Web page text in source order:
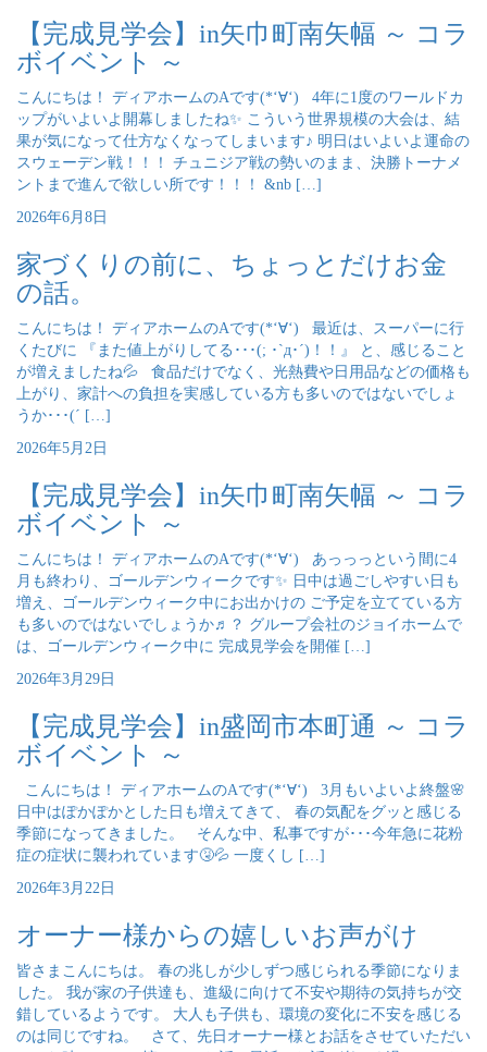
【完成見学会】in矢巾町南矢幅 ～ コラ
ボイベント ～
こんにちは！ ディアホームのAです(*‘∀‘) 4年に1度のワールドカ
ップがいよいよ開幕しましたね✨ こういう世界規模の大会は、結
果が気になって仕方なくなってしまいます♪ 明日はいよいよ運命の
スウェーデン戦！！！ チュニジア戦の勢いのまま、決勝トーナメ
ントまで進んで欲しい所です！！！ &nb […]
2026年6月8日
家づくりの前に、ちょっとだけお金
の話。
こんにちは！ ディアホームのAです(*‘∀‘) 最近は、スーパーに行
くたびに 『また値上がりしてる･･･(; ･`д･´)！！』 と、感じること
が増えましたね💦 食品だけでなく、光熱費や日用品などの価格も
上がり、家計への負担を実感している方も多いのではないでしょ
うか･･･(´ […]
2026年5月2日
【完成見学会】in矢巾町南矢幅 ～ コラ
ボイベント ～
こんにちは！ ディアホームのAです(*‘∀‘) あっっっという間に4
月も終わり、ゴールデンウィークです✨ 日中は過ごしやすい日も
増え、ゴールデンウィーク中にお出かけの ご予定を立てている方
も多いのではないでしょうか♬？ グループ会社のジョイホームで
は、ゴールデンウィーク中に 完成見学会を開催 […]
2026年3月29日
【完成見学会】in盛岡市本町通 ～ コラ
ボイベント ～
こんにちは！ ディアホームのAです(*‘∀‘) 3月もいよいよ終盤🌸
日中はぽかぽかとした日も増えてきて、 春の気配をグッと感じる
季節になってきました。 そんな中、私事ですが･･･今年急に花粉
症の症状に襲われています🤧💦 一度くし […]
2026年3月22日
オーナー様からの嬉しいお声がけ
皆さまこんにちは。 春の兆しが少しずつ感じられる季節になりま
した。 我が家の子供達も、進級に向けて不安や期待の気持ちが交
錯しているようです。 大人も子供も、環境の変化に不安を感じる
のは同じですね。 さて、先日オーナー様とお話をさせていただい